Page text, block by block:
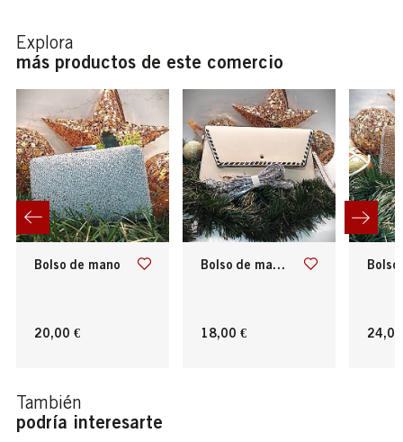
Explora
más productos de este comercio
bolso de mano
20,00 €
bolso de mano tipo sobre
18,00 €
También
podría interesarte